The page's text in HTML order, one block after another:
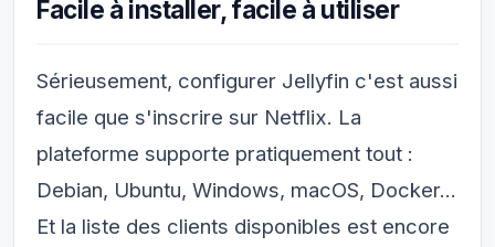
Facile à installer, facile à utiliser
Sérieusement, configurer Jellyfin c'est aussi
facile que s'inscrire sur Netflix. La
plateforme supporte pratiquement tout :
Debian, Ubuntu, Windows, macOS, Docker...
Et la liste des clients disponibles est encore